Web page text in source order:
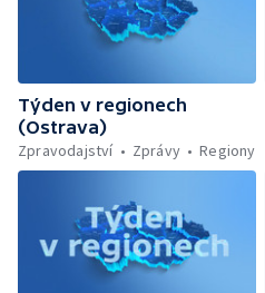
Týden v regionech
(Ostrava)
Zpravodajství
Zprávy Regiony